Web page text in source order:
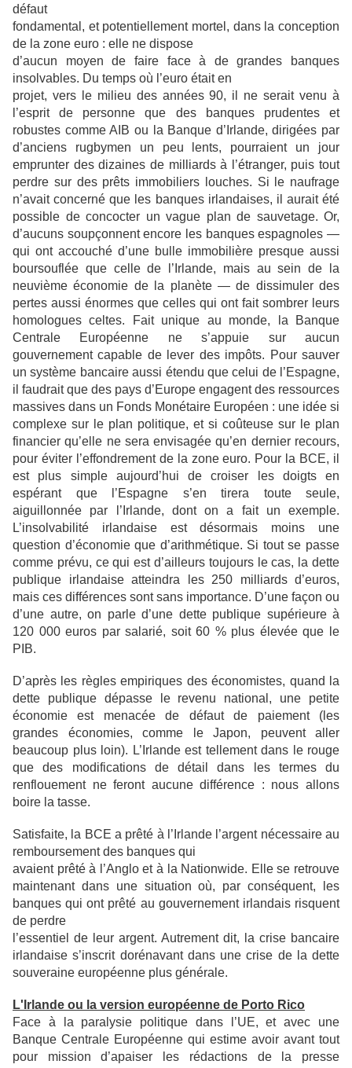
défaut
fondamental, et potentiellement mortel, dans la conception
de la zone euro : elle ne dispose
d’aucun moyen de faire face à de grandes banques
insolvables. Du temps où l’euro était en
projet, vers le milieu des années 90, il ne serait venu à
l’esprit de personne que des banques
prudentes et
robustes comme AIB ou la Banque d’Irlande, dirigées par
d’anciens rugbymen
un peu lents, pourraient un jour
emprunter des dizaines de milliards à l’étranger, puis tout
perdre sur des prêts immobiliers louches. Si le naufrage
n’avait concerné que les banques irlandaises, il aurait été
possible de concocter un vague plan de sauvetage. Or,
d’aucuns soupçonnent encore les banques espagnoles —
qui ont accouché d’une bulle immobilière presque aussi
boursouflée que celle de l’Irlande, mais au sein de la
neuvième économie de la planète — de dissimuler des
pertes aussi énormes que celles qui ont fait sombrer leurs
homologues celtes. Fait unique au monde, la Banque
Centrale Européenne ne s’appuie sur
aucun
gouvernement capable de lever des impôts. Pour sauver
un système bancaire aussi étendu que celui de l’Espagne,
il faudrait que des pays d’Europe engagent des ressources
massives dans un Fonds Monétaire Européen : une idée si
complexe sur le plan politique, et si coûteuse sur le plan
financier qu’elle ne sera envisagée qu’en dernier recours,
pour éviter l’effondrement de la zone euro. Pour la BCE, il
est plus simple aujourd’hui de croiser les
doigts en
espérant que l’Espagne s’en tirera toute seule,
aiguillonnée par l’Irlande, dont on a
fait un exemple.
L’insolvabilité irlandaise est désormais moins une
question d’économie que d’arithmétique. Si tout se passe
comme prévu, ce qui est d’ailleurs toujours le cas, la dette
publique irlandaise atteindra les 250 milliards d’euros,
mais ces différences sont sans importance. D’une façon ou
d’une autre, on parle d’une dette publique supérieure à
120 000 euros par salarié, soit 60 % plus élevée que le
PIB.
D’après les règles empiriques des économistes, quand la
dette publique dépasse le revenu national, une petite
économie est
menacée de défaut de paiement (les
grandes économies, comme le Japon, peuvent aller
beaucoup plus loin). L’Irlande est tellement dans le rouge
que des modifications de détail
dans les termes du
renflouement ne feront aucune différence : nous allons
boire la tasse.
Satisfaite, la BCE a prêté à l’Irlande l’argent nécessaire au
remboursement des banques qui
avaient prêté à l’Anglo et à la Nationwide. Elle se retrouve
maintenant dans une situation où,
par conséquent, les
banques qui ont prêté au gouvernement irlandais risquent
de perdre
l’essentiel de leur argent. Autrement dit, la crise bancaire
irlandaise s’inscrit dorénavant dans une crise de la dette
souveraine européenne plus générale.
L'Irlande ou la version européenne de Porto Rico
Face à la paralysie politique dans l’UE, et avec une
Banque Centrale Européenne qui estime avoir avant tout
pour mission d’apaiser les rédactions de la presse